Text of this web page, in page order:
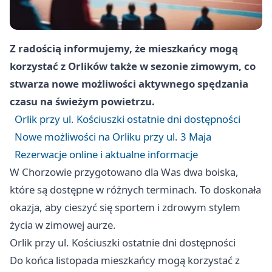
Z radością informujemy, że mieszkańcy mogą
korzystać z Orlików także w sezonie zimowym, co
stwarza nowe możliwości aktywnego spędzania
czasu na świeżym powietrzu.
Orlik przy ul. Kościuszki ostatnie dni dostępności
Nowe możliwości na Orliku przy ul. 3 Maja
Rezerwacje online i aktualne informacje
W Chorzowie przygotowano dla Was dwa boiska,
które są dostępne w różnych terminach. To doskonała
okazja, aby cieszyć się sportem i zdrowym stylem
życia w zimowej aurze.
Orlik przy ul. Kościuszki ostatnie dni dostępności
Do końca listopada mieszkańcy mogą korzystać z